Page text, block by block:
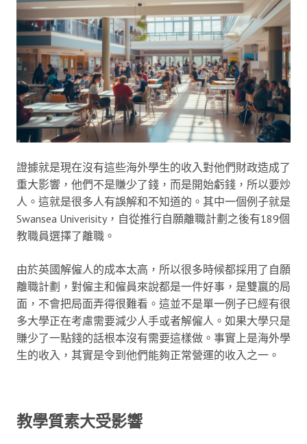
證據就是現在沒有這些海外學生的收入對他們財政造成了
重大影響，他們不是賺少了錢，而是開始虧錢，所以要炒
人。這就是很多人有誤解和不知道的。其中一個例子就是
Swansea Univerisity，自從推行自願離職計劃之後有189個
教職員選擇了離職。
由於英國解僱人的成本太高，所以很多時候都採用了自願
離職計劃，對僱主和僱員來說都是一件好事，是雙贏的局
面，不會把局面弄得很難看。這並不是單一例子已經有很
多大學正在考慮需要減少人手或者解僱人。如果大學只是
賺少了一點錢的話根本沒有需要這樣做。事實上是海外學
生的收入，其實是令到他們能夠正常營運的收入之一。
教學質素大受影響